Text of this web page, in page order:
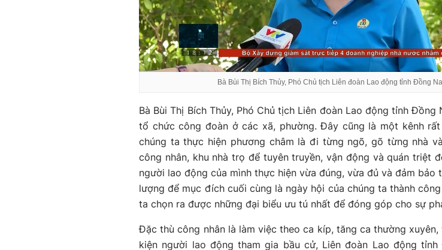
Bà Bùi Thị Bích Thủy, Phó Chủ tịch Liên đoàn Lao động tỉnh Đồng
Bà Bùi Thị Bích Thủy, Phó Chủ tịch Liên đoàn Lao động tỉnh Đồng
tổ chức công đoàn ở các xã, phường. Đây cũng là một kênh
chúng ta thực hiện phương châm là đi từng ngõ, gõ từng nhà
công nhân, khu nhà trọ để tuyên truyền, vận động và quán triệt
người lao động của mình thực hiện vừa đúng, vừa đủ và đảm bảo
lượng để mục đích cuối cùng là ngày hội của chúng ta thành
ta chọn ra được những đại biểu ưu tú nhất để đóng góp cho sự
Đặc thù công nhân là làm việc theo ca kíp, tăng ca thường
kiện người lao động tham gia bầu cử, Liên đoàn Lao động